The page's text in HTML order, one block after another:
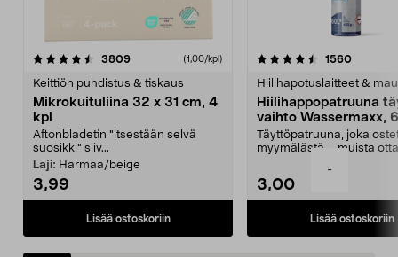
-
3809arvostelut (1,00/kpl)
Keittiön puhdistus & tiskaus
Mikrokuituliina 32 x 31 cm, 4
kpl
Aftonbladetin "itsestään selvä
suosikki" siiv...
Laji: Harmaa/beige
3,99
Lisää ostoskoriin
4.5viidestä
1560
Hiilihapotuslaitteet &
Hiilihappopatruuna
vaihto Wassermaxx,
Täyttöpatruuna, joka
myymälästä – muista
3,00
Lisää ostoskoriin
4.5viidestä